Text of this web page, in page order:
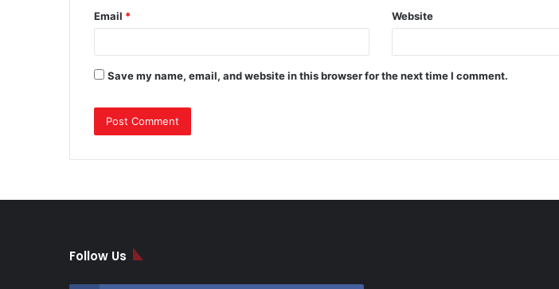
Email * Website
Save my name, email, and website in this browser for the next time I comment.
Follow Us